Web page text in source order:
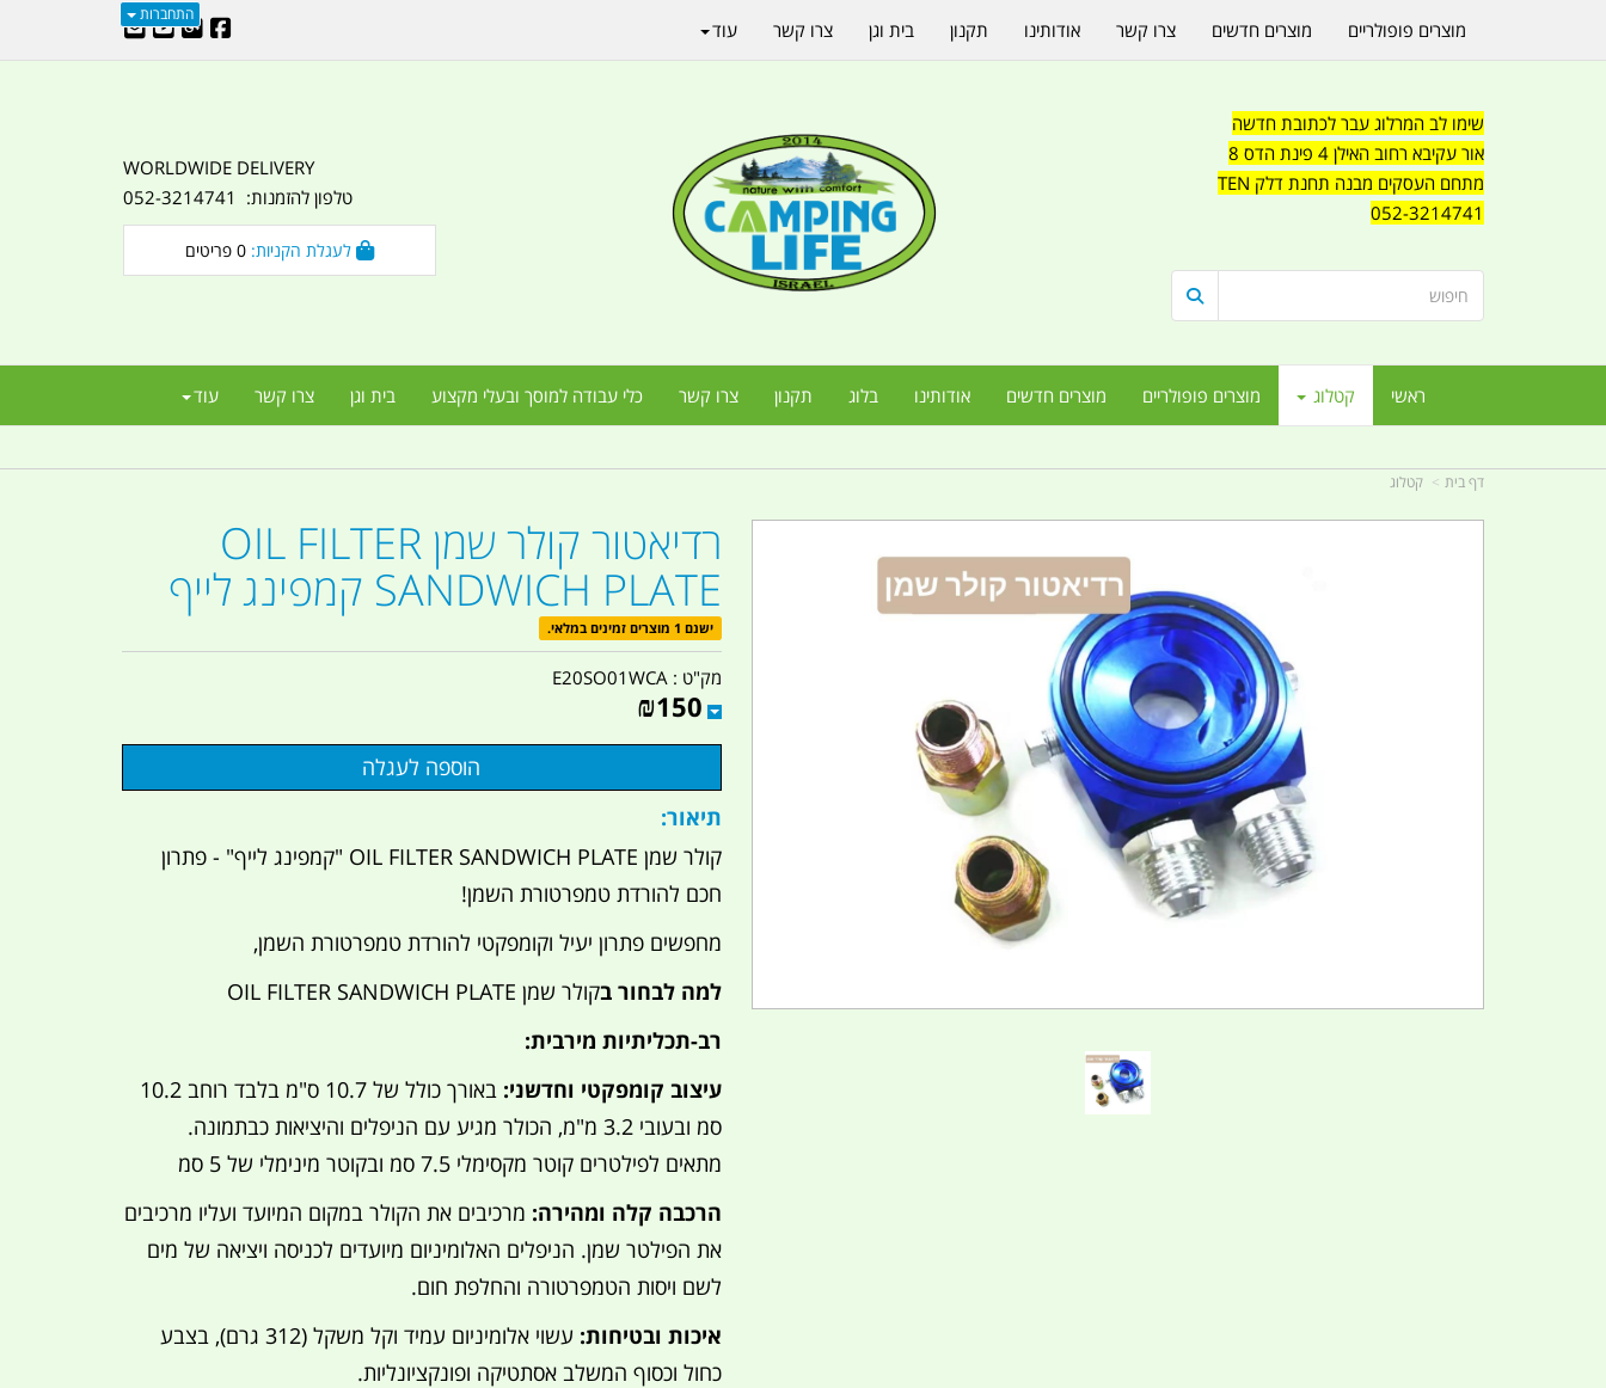
התחברות
שימו לב המרלוג עבר לכתובת חדשה
אור עקיבא רחוב האילן 4 פינת הדס 8
מתחם העסקים מבנה תחנת דלק TEN
052-3214741
WORLDWIDE DELIVERY
טלפון להזמנות: 052-3214741
0
ראשי קטלוג מוצרים פופולריים מוצרים חדשים אודותינו בלוג תקנון צרו קשר כלי עבודה למוסך ובעלי מקצוע בית וגן צרו קשר עוד
מוצרים פופולריים מוצרים חדשים צרו קשר אודותינו תקנון בית וגן צרו קשר עוד
דף בית קטלוג
רדיאטור קולר שמן OIL FILTER
SANDWICH PLATE קמפינג לייף
ישנם 1 מוצרים זמינים במלאי.
מק"ט :E20SO01WCA
₪150
תיאור:
קולר שמן OIL FILTER SANDWICH PLATE "קמפינג לייף" - פתרון
חכם להורדת טמפרטורת השמן!
מחפשים פתרון יעיל וקומפקטי להורדת טמפרטורת השמן,
למה לבחור בקולר שמן OIL FILTER SANDWICH PLATE
רב-תכליתיות מירבית:
עיצוב קומפקטי וחדשני:
באורך כולל של 10.7 ס"מ בלבד רוחב 10.2
סמ ובעובי 3.2 מ"מ, הכולר מגיע עם הניפלים והיציאות כבתמונה.
מתאים לפילטרים קוטר מקסימלי 7.5 סמ ובקוטר מינימלי של 5 סמ
הרכבה קלה ומהירה: מרכיבים את הקולר במקום המיועד ועליו מרכיבים
את הפילטר שמן. הניפלים האלומיניום מיועדים לכניסה ויציאה של מים
לשם ויסות הטמפרטורה והחלפת חום.
איכות ובטיחות:
עשוי אלומיניום עמיד וקל משקל (312 גרם), בצבע
כחול וכסוף המשלב אסתטיקה ופונקציונליות.